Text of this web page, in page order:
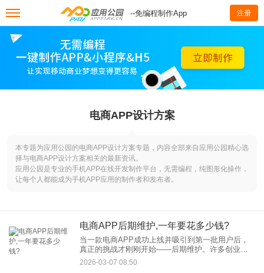
--免编程制作App 注册
电商APP设计方案
本专题为应用公园的电商APP设计方案专题，内容全部来自应用公园精心选
择与电商APP设计方案相关的最新资讯。
应用公园是专业的手机APP在线开发制作平台，无需编程，纯图形化操作，
让每个人都能成为手机APP应用的制作者和发布者。
电商APP后期维护,一年要花多少钱?
当一款电商APP成功上线并吸引到第一批用户后，
真正的挑战才刚刚开始——后期维护。许多创业者
和企业主在项目启动前，往往会忽略或低估这一块
的长期投入。那么，电商APP后期维护，一年到底
2026-03-07 08:50